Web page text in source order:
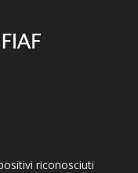
riconosciuti